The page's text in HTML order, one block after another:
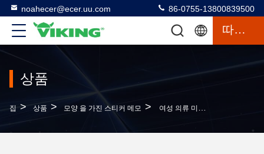
noahecer@ecer.uu.com 86-0755-13800839500
따옴표
상품
집 > 상품 > 모양 을 가진 스티커 메모 > 여성 의류 미디 스커트 긴 시판 플레이트 매키 스커트